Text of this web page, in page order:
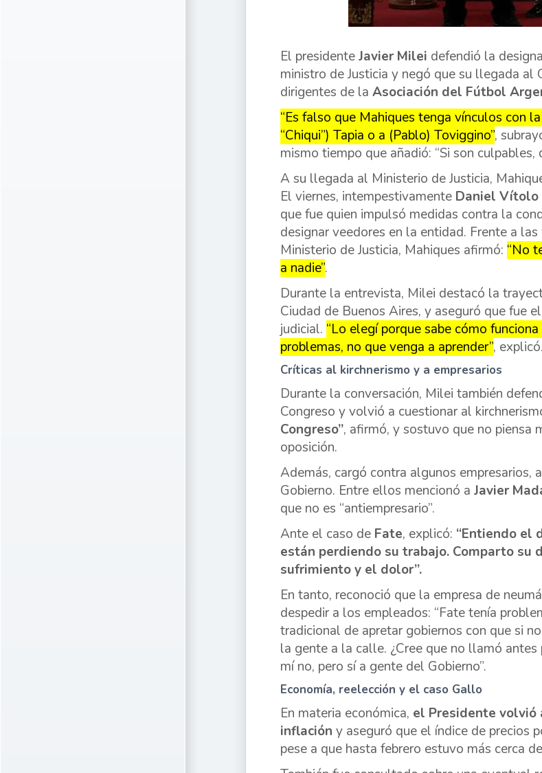
El presidenteJavier Milei defendió la
ministro de Justicia y negó que su llegada
dirigentes de la Asociación del Fútbol
“Es falso que Mahiques tenga vínculos con
“Chiqui”) Tapia o a (Pablo) Toviggino”,
mismo tiempo que añadió: “Si son culpables,
A su llegada al Ministerio de Justicia,
El viernes, intempestivamente Daniel Vítolo
que fue quien impulsó medidas contra la
designar veedores en la entidad. Frente a
Ministerio de Justicia, Mahiques afirmó: “No
a nadie”.
Durante la entrevista, Milei destacó la
Ciudad de Buenos Aires, y aseguró que fue
judicial. “Lo elegí porque sabe cómo
problemas, no que venga a aprender”, explicó.
Críticas al kirchnerismo y a empresarios
Durante la conversación, Milei también
Congreso y volvió a cuestionar al
Congreso”, afirmó, y sostuvo que no
oposición.
Además, cargó contra algunos empresarios,
Gobierno. Entre ellos mencionó a Javier
que no es “antiempresario”.
Ante el caso de Fate, explicó: “Entiendo el
están perdiendo su trabajo. Comparto su
sufrimiento y el dolor”.
En tanto, reconoció que la empresa de
despedir a los empleados: “Fate tenía
tradicional de apretar gobiernos con que si
la gente a la calle. ¿Cree que no llamó
mí no, pero sí a gente del Gobierno”.
Economía, reelección y el caso Gallo
En materia económica, el Presidente volvió
inflación y aseguró que el índice de precios
pese a que hasta febrero estuvo más cerca